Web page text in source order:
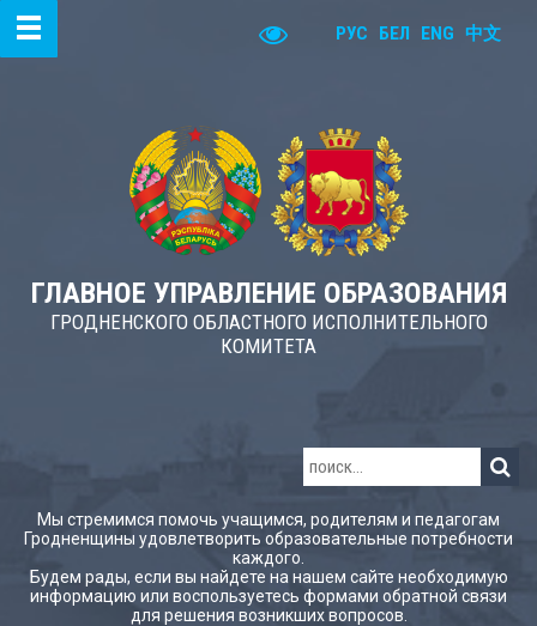
РУС БЕЛ ENG 中文
ГЛАВНОЕ УПРАВЛЕНИЕ ОБРАЗОВАНИЯ
ГРОДНЕНСКОГО ОБЛАСТНОГО ИСПОЛНИТЕЛЬНОГО
КОМИТЕТА
Мы стремимся помочь учащимся, родителям и педагогам
Гродненщины удовлетворить образовательные потребности
каждого.
Будем рады, если вы найдете на нашем сайте необходимую
информацию или воспользуетесь формами обратной связи
для решения возникших вопросов.